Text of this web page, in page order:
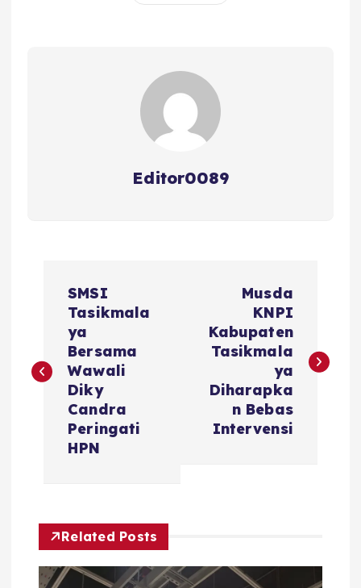
Editor0089
v
s
SMSI
Tasikmala
ya
Bersama
Wawali
Diky
Candra
Peringati
HPN
Musda
KNPI
Kabupaten
Tasikmala
ya
Diharapka
n Bebas
Intervensi
Related Posts